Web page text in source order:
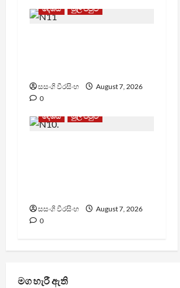
දේශීය
මුල් පිටුව
සසංගි වීරසිංහ
August 7, 2026
0
දේශීය
මුල් පිටුව
සසංගි වීරසිංහ
August 7, 2026
0
මග හැරී ඇති